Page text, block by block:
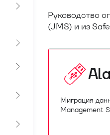
Руководство
(JMS) и из
Миграция
Management